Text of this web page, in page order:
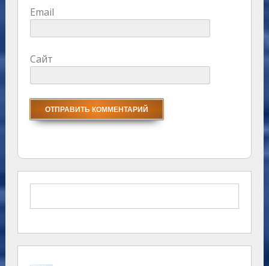
Email
Сайт